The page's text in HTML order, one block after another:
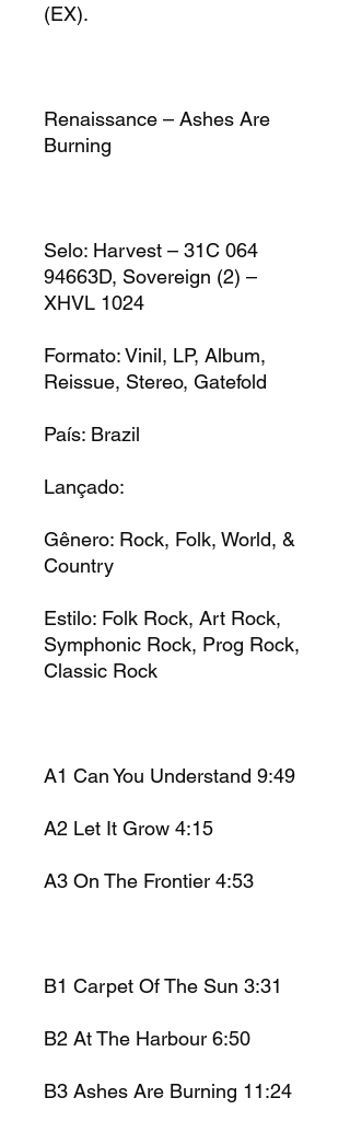
(EX).
Renaissance – Ashes Are
Burning
Selo: Harvest – 31C 064
94663D, Sovereign (2) –
XHVL 1024
Formato: Vinil, LP, Album,
Reissue, Stereo, Gatefold
País: Brazil
Lançado:
Gênero: Rock, Folk, World, &
Country
Estilo: Folk Rock, Art Rock,
Symphonic Rock, Prog Rock,
Classic Rock
A1 Can You Understand 9:49
A2 Let It Grow 4:15
A3 On The Frontier 4:53
B1 Carpet Of The Sun 3:31
B2 At The Harbour 6:50
B3 Ashes Are Burning 11:24